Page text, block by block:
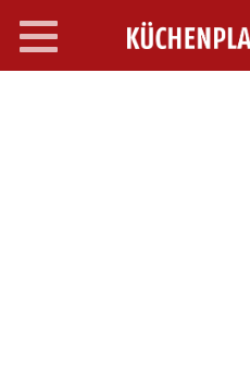
Toggle
navigation